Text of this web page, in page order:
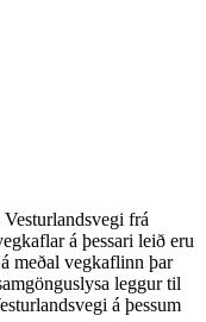
frá
á þessari leið eru
meðal vegkaflinn þar
leggur til
á þessum